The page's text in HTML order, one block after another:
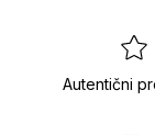
Autentični